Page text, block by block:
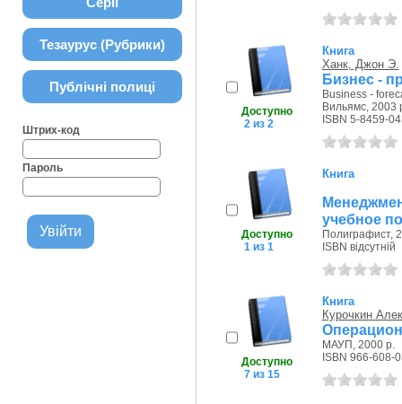
Тезаурус (Рубрики)
Публічні полиці
Штрих-код
Пароль
Доступно
2 из 2
Книга
Ханк, Джон Э.
Бизнес -
Business -
Вильямс, 2003
ISBN 5-8459-
Доступно
1 из 1
Книга
учебное
Полиграфист,
ISBN відсутній
Доступно
7 из 15
Книга
Курочкин
МАУП, 2000 р.
ISBN 966-608-